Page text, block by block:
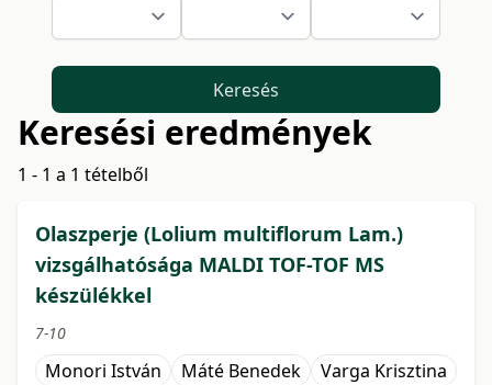
Keresés
Keresési eredmények
1 - 1 a 1 tételből
Olaszperje (Lolium multiflorum Lam.)
vizsgálhatósága MALDI TOF-TOF MS
készülékkel
7-10
Monori István Máté Benedek
Varga Krisztina